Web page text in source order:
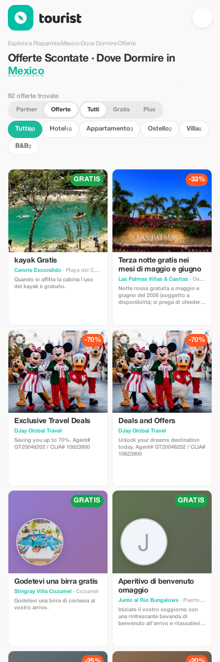
Offerte Scontate · Dove Dormire in Mexico — Tourist
Esplora e Risparmia›Mexico›Dove Dormire›Offerte
Offerte Scontate · Dove Dormire in
Mexico
92 offerte trovate
Partner Offerte Tutti Gratis Plus
Tutti80 Hotel 18 Appartamento3 Ostello2 Villa6
B&B2
GRATIS
kayak Gratis
Cenote Escondido · Playa del Carmen
Quando si affitta la cabina l'uso
del kayak è gratuito.
-33%
Terza notte gratis nei
mesi di maggio e giugno
Las Palmas Villas & Casitas · Oaxaca
Notte rossa gratuita a maggio e
giugno del 2026 (soggetto a
disponibilità; si prega di chiedere
-70%
Exclusive Travel Deals
DJay Global Travel
Saving you up to 70%. Agent#
GT20046202 / CLIA# 10623900
-70%
Deals and Offers
DJay Global Travel
Unlock your dreams destination
today. Agent# GT20046202 / CLIA#
10623900
GRATIS
Godetevi una birra gratis
Stingray Villa Cozumel
· Cozumel
Godetevi una birra di cortesia al
vostro arrivo.
GRATIS
Aperitivo di benvenuto
omaggio
Junto al Rio Bungalows · Puerto Vallarta
Iniziate il vostro soggiorno con
una rinfrescante bevanda di
benvenuto all'arrivo e rilassatevi